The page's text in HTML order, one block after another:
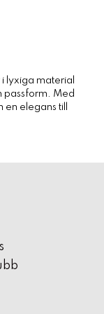
lyxiga material
passform. Med
elegans till